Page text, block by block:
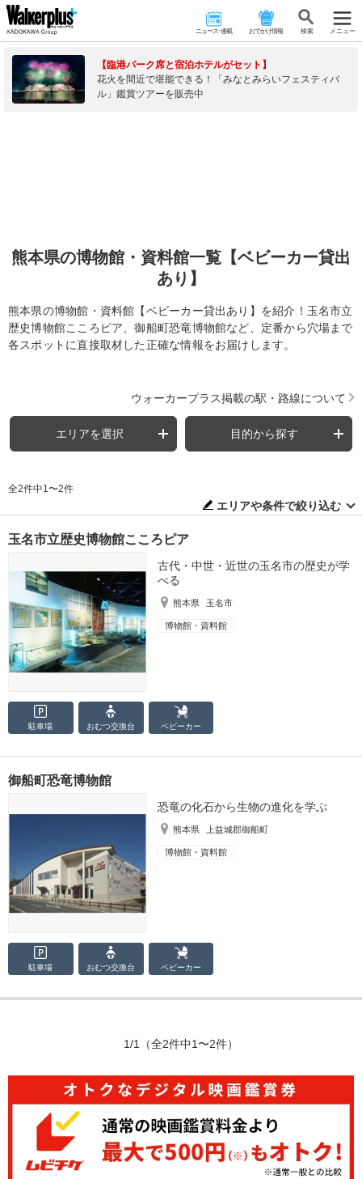
ニュース･連載 おでかけ情報 検 索 メニュー
【臨港パーク席と宿泊ホテルがセット】
花火を間近で堪能できる！「みなとみらいフェスティバ
ル」鑑賞ツアーを販売中
熊本県の博物館・資料館一覧【ベビーカー貸出
あり】
熊本県の博物館・資料館【ベビーカー貸出あり】を紹介！玉名市立
歴史博物館こころピア、御船町恐竜博物館など、定番から穴場まで
各スポットに直接取材した正確な情報をお届けします。
ウォーカープラス掲載の駅・路線について
エリアを選択 目的から探す
全2件中1〜2件
エリアや条件で絞り込む
玉名市立歴史博物館こころピア
古代・中世・近世の玉名市の歴史が学
べる
熊本県 玉名市
博物館・資料館
駐車場 おむつ交換台 ベビーカー
御船町恐竜博物館
恐竜の化石から生物の進化を学ぶ
熊本県 上益城郡御船町
博物館・資料館
駐車場 おむつ交換台 ベビーカー
1/1 （全2件中1〜2件）